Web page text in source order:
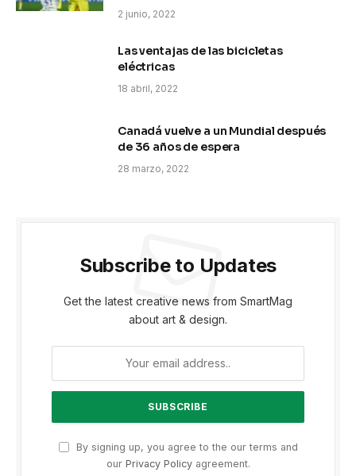
2 junio, 2022
Las ventajas de las bicicletas
eléctricas
18 abril, 2022
Canadá vuelve a un Mundial después
de 36 años de espera
28 marzo, 2022
Subscribe to Updates
Get the latest creative news from SmartMag
about art & design.
By signing up, you agree to the our terms and
our Privacy Policyagreement.